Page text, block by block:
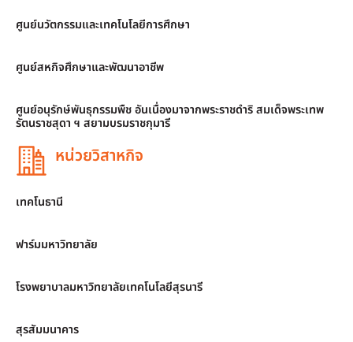
ศูนย์นวัตกรรมและเทคโนโลยีการศึกษา
ศูนย์สหกิจศึกษาและพัฒนาอาชีพ
ศูนย์อนุรักษ์พันธุกรรมพืช อันเนื่องมาจากพระราชดำริ สมเด็จพระเทพ
รัตนราชสุดา ฯ สยามบรมราชกุมารี
หน่วยวิสาหกิจ
เทคโนธานี
ฟาร์มมหาวิทยาลัย
โรงพยาบาลมหาวิทยาลัยเทคโนโลยีสุรนารี
สุรสัมมนาคาร